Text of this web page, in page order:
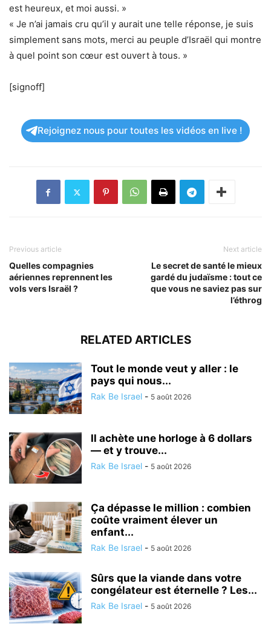
est heureux, et moi aussi. »
« Je n’ai jamais cru qu’il y aurait une telle réponse, je suis
simplement sans mots, merci au peuple d’Israël qui montre
à quel point son cœur est ouvert à tous. »
[signoff]
Rejoignez nous pour toutes les vidéos en live !
Previous article
Quelles compagnies
aériennes reprennent les
vols vers Israël ?
Next article
Le secret de santé le mieux
gardé du judaïsme : tout ce
que vous ne saviez pas sur
l’éthrog
RELATED ARTICLES
Tout le monde veut y aller : le
pays qui nous...
Rak Be Israel - 5 août 2026
Il achète une horloge à 6 dollars
— et y trouve...
Rak Be Israel - 5 août 2026
Ça dépasse le million : combien
coûte vraiment élever un
enfant...
Rak Be Israel - 5 août 2026
Sûrs que la viande dans votre
congélateur est éternelle ? Les...
Rak Be Israel - 5 août 2026